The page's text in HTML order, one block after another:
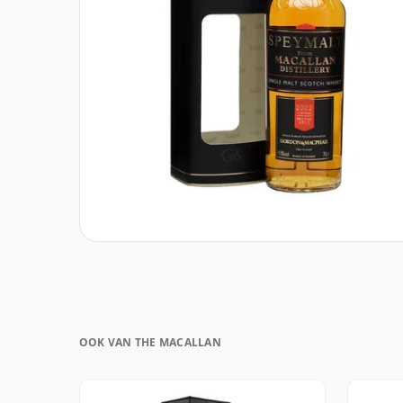
OOK VAN THE MACALLAN